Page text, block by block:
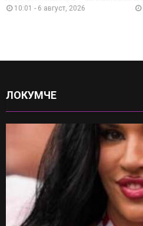
10:01 - 6 август, 2026
ЛОКУМЧЕ